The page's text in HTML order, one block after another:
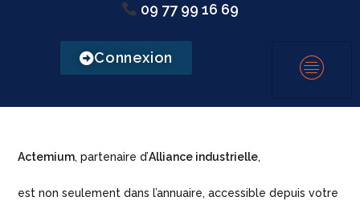
09 77 99 16 69
Connexion
Actemium, partenaire d’Alliance industrielle,
est non seulement dans l’annuaire, accessible depuis votre